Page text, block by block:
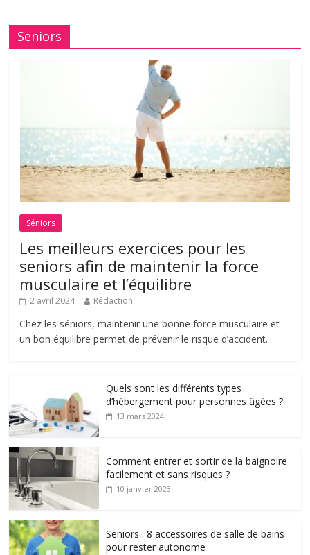
Seniors
Séniors
Les meilleurs exercices pour les
seniors afin de maintenir la force
musculaire et l’équilibre
2 avril 2024 Rédaction
Chez les séniors, maintenir une bonne force musculaire et
un bon équilibre permet de prévenir le risque d’accident.
Quels sont les différents types
d’hébergement pour personnes âgées ?
13 mars 2024
Comment entrer et sortir de la baignoire
facilement et sans risques ?
10 janvier 2023
Seniors : 8 accessoires de salle de bains
pour rester autonome